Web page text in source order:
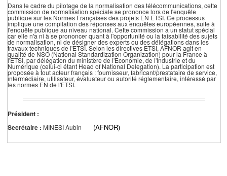
Dans le cadre du pilotage de la normalisation des télécommunications, cette
commission de normalisation spéciale se prononce lors de l'enquête
publique sur les Normes Françaises des projets EN ETSI. Ce processus
implique une compilation des réponses aux enquêtes européennes, suite à
l'enquête publique au niveau national. Cette commission a un statut spécial
car elle n'a ni à se prononcer quant à l'opportunité ou la faisabilité des sujets
de normalisation, ni de désigner des experts ou des délégations dans les
travaux techniques de l'ETSI. Selon les directives ETSI, AFNOR agit en
qualité de NSO (National Standardization Organization) pour la France à
l'ETSI, par délégation du ministère de l'Economie, de l'Industrie et du
Numérique (celui-ci étant Head of National Delegation). La participation est
proposée à tout acteur français : fournisseur, fabricant/prestataire de service,
intermédiaire, utilisateur, évaluateur ou autorité réglementaire, intéressé par
les normes EN de l'ETSI.
Président :
Secrétaire : MINESI Aubin (AFNOR)